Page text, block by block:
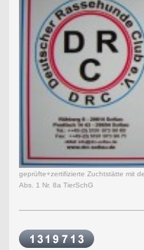
geprüfte+zertifizierte Zuchtstätte mit
Abs. 1 Nr. 8a TierSchG